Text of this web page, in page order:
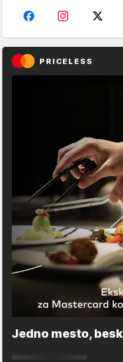
PRICELESS
Jedno mesto,